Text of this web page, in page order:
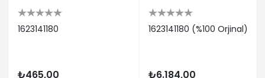
1623141180
₺465,00
1623141180 (%100 Orjinal)
₺6.184,00